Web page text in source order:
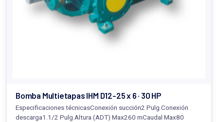
Bomba Multietapas IHM D12-25 x 6 · 30 HP
Especificaciones técnicasConexión succión2 Pulg.Conexión
descarga1.1/2 Pulg.Altura (ADT) Max260 mCaudal Max80